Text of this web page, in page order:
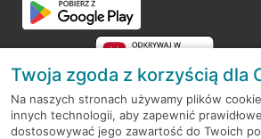
RODO
Twoja zgoda z korzyścią dla
Na naszych stronach używamy plików
innych technologii, aby zapewnić
dostosowywać jego zawartość do Twoich